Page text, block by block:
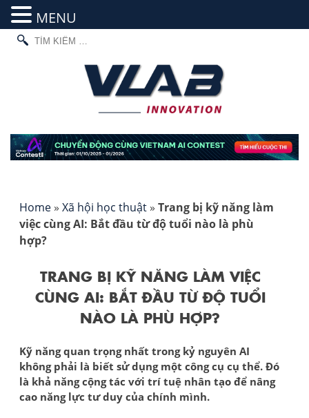
Skip
TÌM
KIẾM
Home » Xã hội học thuật » Trang bị kỹ năng làm
việc cùng AI: Bắt đầu từ độ tuổi nào là phù
hợp?
TRANG BỊ KỸ NĂNG LÀM VIỆC
CÙNG AI: BẮT ĐẦU TỪ ĐỘ TUỔI
NÀO LÀ PHÙ HỢP?
Kỹ năng quan trọng nhất trong kỷ nguyên AI
không phải là biết sử dụng một công cụ cụ thể. Đó
là khả năng cộng tác với trí tuệ nhân tạo để nâng
cao năng lực tư duy của chính mình.
MENU